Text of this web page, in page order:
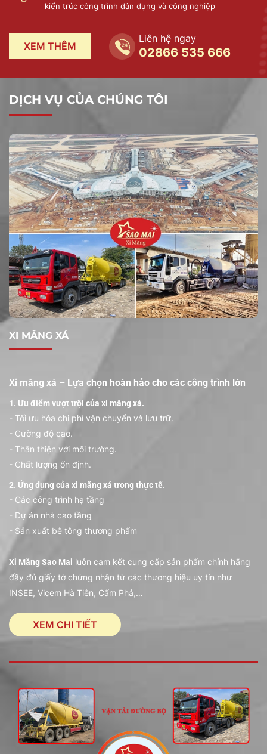
kiến trúc công trình dân dụng và công nghiệp
XEM THÊM
Liên hệ ngay
02866 535 666
DỊCH VỤ CỦA CHÚNG TÔI
XI MĂNG XÁ
Xi măng xá – Lựa chọn hoàn hảo cho các công trình lớn
1. Ưu điểm vượt trội của xi măng xá.
- Tối ưu hóa chi phí vận chuyển và lưu trữ.
- Cường độ cao.
- Thân thiện với môi trường.
- Chất lượng ổn định.
2. Ứng dụng của xi măng xá trong thực tế.
- Các công trình hạ tầng
- Dự án nhà cao tầng
- Sản xuất bê tông thương phẩm
Xi Măng Sao Mai luôn cam kết cung cấp sản phẩm chính hãng
đầy đủ giấy tờ chứng nhận từ các thương hiệu uy tín như
INSEE, Vicem Hà Tiên, Cẩm Phả,…
XEM CHI TIẾT